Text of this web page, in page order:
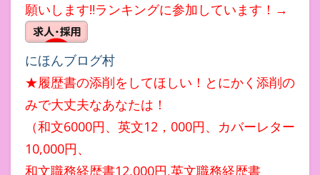
願いします‼ランキングに参加しています！→
にほんブログ村
★履歴書の添削をしてほしい！とにかく添削の
みで大丈夫なあなたは！
（和文6000円、英文12，000円、カバーレター
10,000円、
和文職務経歴書12,000円,英文職務経歴書